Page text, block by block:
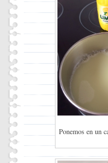
Ponemos en un